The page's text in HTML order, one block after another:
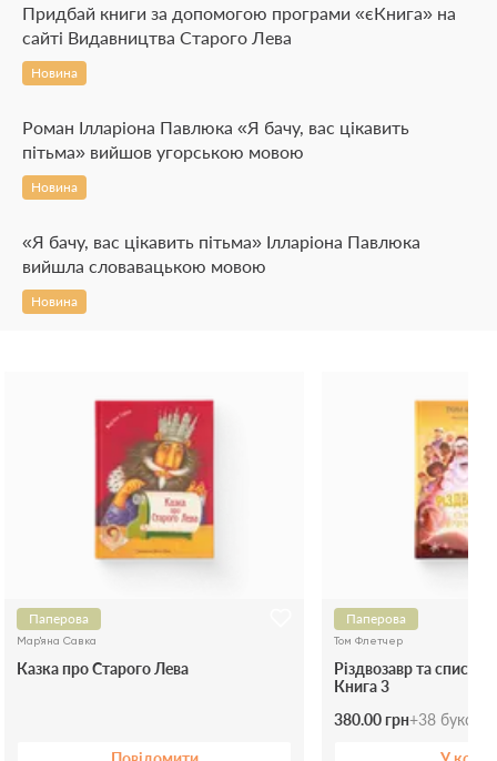
Придбай книги за допомогою програми «єКнига» на
сайті Видавництва Старого Лева
Новина
Роман Ілларіона Павлюка «Я бачу, вас цікавить
пітьма» вийшов угорською мовою
Новина
«Я бачу, вас цікавить пітьма» Ілларіона Павлюка
вийшла словавацькою мовою
Новина
Паперова
Мар'яна Савка
Казка про Старого Лева
Паперова
Том Флетчер
Різдвозавр та список
Книга 3
380.00 грн+38 буксів